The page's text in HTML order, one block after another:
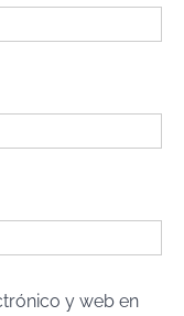
y web en